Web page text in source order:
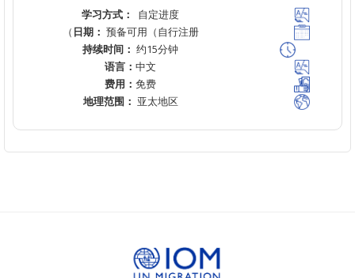
学习方式：自定进度
日期：预备可用（自行注册）
持续时间：约15分钟
语言：
费用：
地理范围：亚太地区